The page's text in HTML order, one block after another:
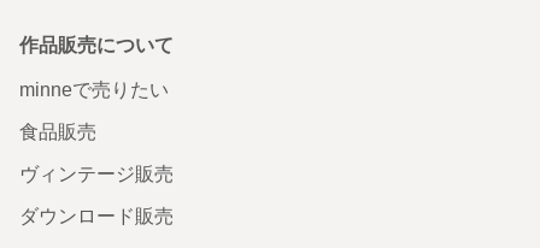
作品販売について
minneで売りたい
食品販売
ヴィンテージ販売
ダウンロード販売